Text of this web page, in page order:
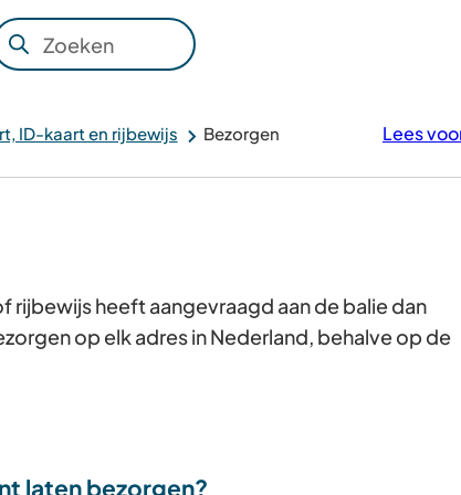
ID-kaart en rijbewijs Bezorgen Lees
rijbewijs heeft aangevraagd aan de balie dan
op elk adres in Nederland, behalve op de
laten bezorgen?